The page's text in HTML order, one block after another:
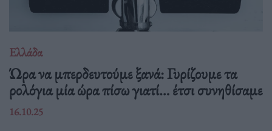
Ελλάδα
Ώρα να μπερδευτούμε ξανά: Γυρίζουμε τα
ρολόγια μία ώρα πίσω γιατί… έτσι συνηθίσαμε
16.10.25